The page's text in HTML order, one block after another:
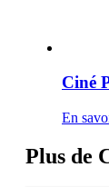
Ciné
En
Plus de